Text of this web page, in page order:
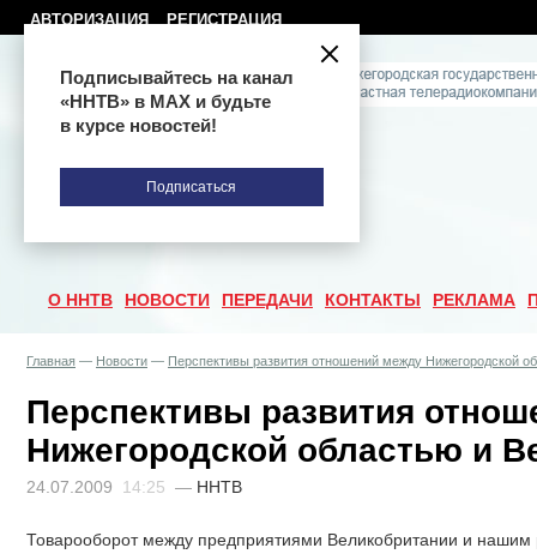
АВТОРИЗАЦИЯ РЕГИСТРАЦИЯ
О ННТВ НОВОСТИ ПЕРЕДАЧИ КОНТАКТЫ РЕКЛАМА
Главная — Новости — Перспективы развития отношений между Нижегородской
Перспективы развития
Нижегородской областью и
24.07.2009 14:25 — ННТВ
Товарооборот между предприятиями Великобритании и нашим
Подписывайтесь на канал
«ННТВ» в МАХ и будьте
в курсе новостей!
Подписаться